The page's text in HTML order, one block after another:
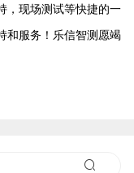
，现场测试等快捷的一
和服务！乐信智测愿竭